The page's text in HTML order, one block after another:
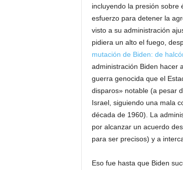
incluyendo la presión sobre
esfuerzo para detener la
visto a su administración
pidiera un alto el fuego,
mutación de Biden: de
administración Biden hacer
guerra genocida que el
disparos» notable (a pesar
Israel, siguiendo una mala
década de 1960). La
por alcanzar un acuerdo
para ser precisos) y a
Eso fue hasta que Biden